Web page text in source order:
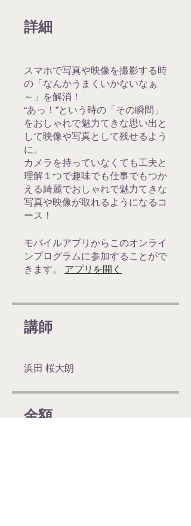
詳細
スマホで写真や映像を撮影する時
の「なんかうまくいかないなぁ
～」を解消！
“あっ！”という時の「その瞬間」
をおしゃれで魅力てきな思い出と
して映像や写真として残せるよう
に。
カメラを持っていなくても工夫と
理解１つで趣味でも仕事でもつか
える綺麗でおしゃれで魅力てきな
写真や映像が取れるようになるコ
ース！
モバイルアプリからこのオンライ
ンプログラムに参加することがで
きます。
アプリを開く
講師
浜田 桜大朗
金額